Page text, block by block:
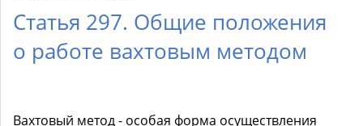
Статья 297. Общие положения
о работе вахтовым методом
Вахтовый метод - особая форма осуществления